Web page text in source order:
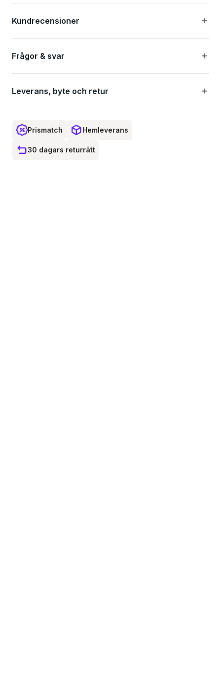
Vikt: 3,9 kg
Maximal hastighet: 25 km / h
Montering: vev
Kundrecensioner
Frågor & svar
Leverans, byte och retur
Prismatch Hemleverans
30 dagars returrätt